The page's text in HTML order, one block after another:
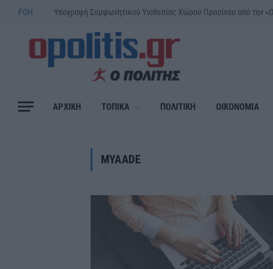
ΡΟΗ
ΑΡΧΙΚΗ ΤΟΠΙΚΑ ΠΟΛΙΤΙΚΗ ΟΙΚΟΝΟΜΙΑ
MYAADE